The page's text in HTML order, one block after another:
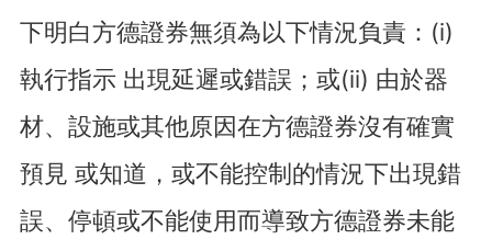
下明白方德證券無須為以下情況負責：(i)
執行指示 出現延遲或錯誤；或(ii) 由於器
材、設施或其他原因在方德證券沒有確實
預見 或知道，或不能控制的情況下出現錯
誤、停頓或不能使用而導致方德證券未能